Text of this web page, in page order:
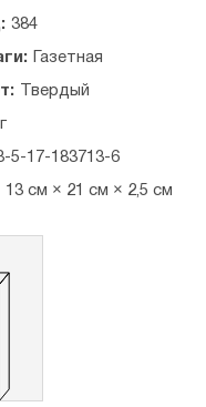
384
Газетная
Твердый
5-17-183713-6
13 см × 21 см × 2,5 см